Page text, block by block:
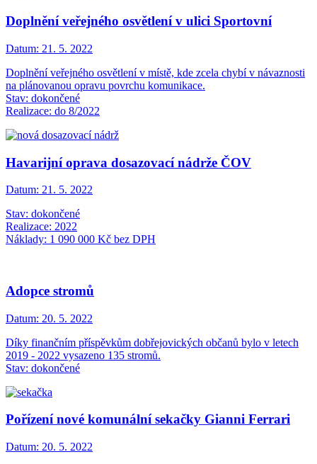
Doplnění veřejného osvětlení v ulici Sportovní
Datum: 21. 5. 2022
Doplnění veřejného osvětlení v místě, kde zcela chybí v návaznosti
na plánovanou opravu povrchu komunikace.
Stav: dokončené
Realizace: do 8/2022
Havarijní oprava dosazovací nádrže ČOV
Datum: 21. 5. 2022
Stav: dokončené
Realizace: 2022
Náklady: 1 090 000 Kč bez DPH
Adopce stromů
Datum: 20. 5. 2022
Díky finančním příspěvkům dobřejovických občanů bylo v letech
2019 - 2022 vysazeno 135 stromů.
Stav: dokončené
Pořízení nové komunální sekačky Gianni Ferrari
Datum: 20. 5. 2022